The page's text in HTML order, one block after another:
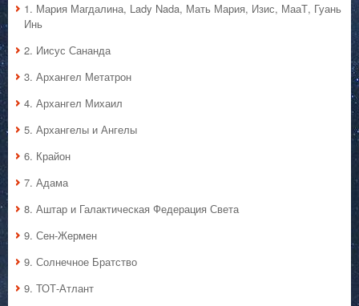
1. Мария Магдалина, Lady Nada, Мать Мария, Изис, МааТ, Гуань
Инь
2. Иисус Сананда
3. Архангел Метатрон
4. Архангел Михаил
5. Архангелы и Ангелы
6. Крайон
7. Адама
8. Аштар и Галактическая Федерация Света
9. Сен-Жермен
9. Солнечное Братство
9. ТОТ-Атлант